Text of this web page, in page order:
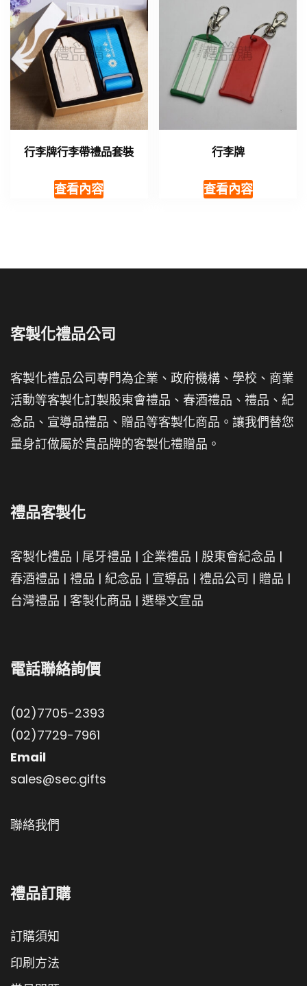
行李牌行李帶禮品套裝
查看內容
行李牌
查看內容
客製化禮品公司
客製化禮品公司專門為企業、政府機構、學校、商業
活動等客製化訂製股東會禮品、春酒禮品、禮品、紀
念品、宣導品禮品、贈品等客製化商品。讓我們替您
量身訂做屬於貴品牌的客製化禮贈品。
禮品客製化
客製化禮品 | 尾牙禮品 | 企業禮品 | 股東會紀念品 |
春酒禮品 | 禮品 | 紀念品 | 宣導品 | 禮品公司 | 贈品 |
台灣禮品 | 客製化商品 | 選舉文宣品
電話聯絡詢價
(02)7705-2393
(02)7729-7961
Email
sales@sec.gifts
聯絡我們
禮品訂購
訂購須知
印刷方法